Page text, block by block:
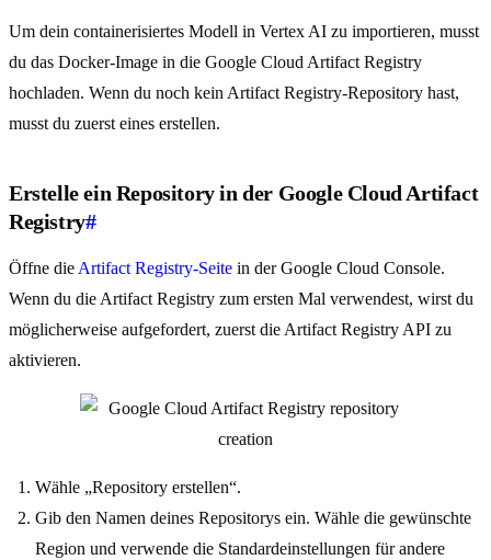
Um dein containerisiertes Modell in Vertex AI zu importieren, musst
du das Docker-Image in die Google Cloud Artifact Registry
hochladen. Wenn du noch kein Artifact Registry-Repository hast,
musst du zuerst eines erstellen.
Erstelle ein Repository in der Google Cloud Artifact
Registry#
Öffne die Artifact Registry-Seite in der Google Cloud Console.
Wenn du die Artifact Registry zum ersten Mal verwendest, wirst du
möglicherweise aufgefordert, zuerst die Artifact Registry API zu
aktivieren.
Wähle „Repository erstellen“.
Gib den Namen deines Repositorys ein. Wähle die gewünschte
Region und verwende die Standardeinstellungen für andere